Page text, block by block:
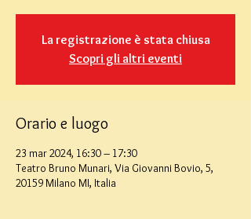
La registrazione è stata chiusa
Scopri gli altri eventi
Orario e luogo
23 mar 2024, 16:30 – 17:30
Teatro Bruno Munari, Via Giovanni Bovio, 5,
20159 Milano MI, Italia